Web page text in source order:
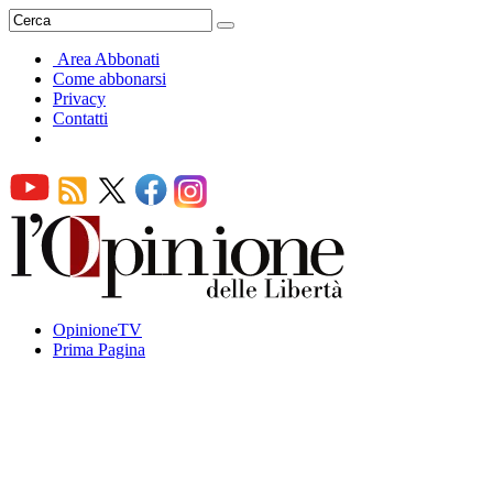
Area Abbonati
Come abbonarsi
Privacy
Contatti
OpinioneTV
Prima Pagina